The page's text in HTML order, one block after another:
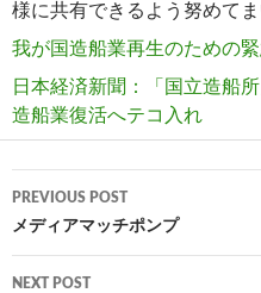
様に共有できるよう努めてま
我が国造船業再生のための
日本経済新聞：「国立造船
造船業復活へテコ入れ
Post
navigation
PREVIOUS POST
メディアマッチポンプ
NEXT POST